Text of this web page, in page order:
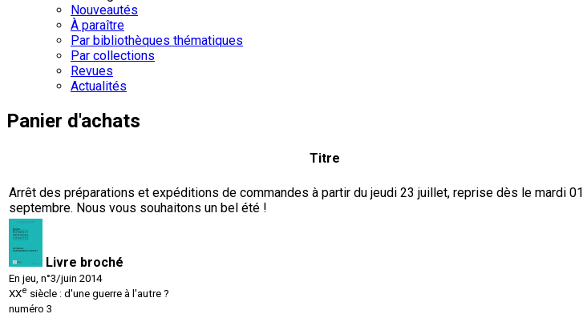
Nouveautés
À paraître
Par bibliothèques thématiques
Par collections
Revues
Actualités
Panier d'achats
Arrêt des préparations et expéditions de commandes à partir du jeudi 23 juillet, reprise dès le mardi 01
septembre. Nous vous souhaitons un bel été !
Titre
Livre broché
En jeu, n°3/juin 2014
XXe siècle : d'une guerre à l'autre ?
numéro 3